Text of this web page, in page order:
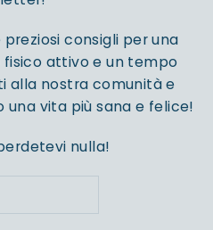
consigli per una
fisico attivo e un tempo
alla nostra comunità e
una vita più sana e felice!
nulla!